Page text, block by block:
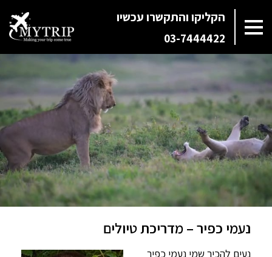
הקליקו והתקשרו עכשיו
03-7444422
נעמי כפיר – מדריכת טיולים
נעים להכיר שמי נעמי כפיר